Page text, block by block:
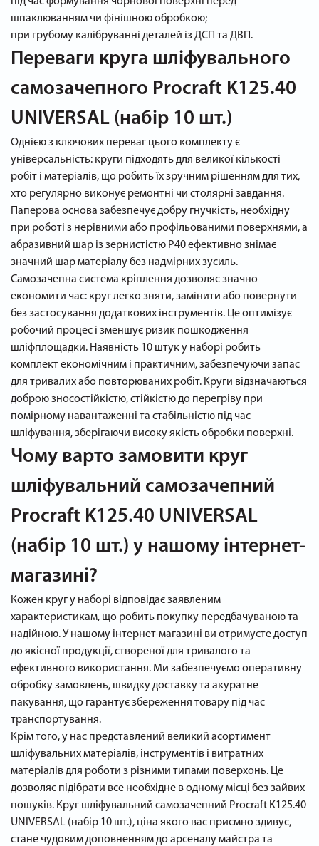
шпаклюванням чи фінішною обробкою;
при грубому калібруванні деталей із ДСП та ДВП.
Переваги круга шліфувального
самозачепного Procraft K125.40
UNIVERSAL (набір 10 шт.)
Однією з ключових переваг цього комплекту є
універсальність: круги підходять для великої кількості
робіт і матеріалів, що робить їх зручним рішенням для тих,
хто регулярно виконує ремонтні чи столярні завдання.
Паперова основа забезпечує добру гнучкість, необхідну
при роботі з нерівними або профільованими поверхнями, а
абразивний шар із зернистістю P40 ефективно знімає
значний шар матеріалу без надмірних зусиль.
Самозачепна система кріплення дозволяє значно
економити час: круг легко зняти, замінити або повернути
без застосування додаткових інструментів. Це оптимізує
робочий процес і зменшує ризик пошкодження
шліфплощадки. Наявність 10 штук у наборі робить
комплект економічним і практичним, забезпечуючи запас
для тривалих або повторюваних робіт. Круги відзначаються
доброю зносостійкістю, стійкістю до перегріву при
помірному навантаженні та стабільністю під час
шліфування, зберігаючи високу якість обробки поверхні.
Чому варто замовити круг
шліфувальний самозачепний
Procraft K125.40 UNIVERSAL
(набір 10 шт.) у нашому інтернет-
магазині?
Кожен круг у наборі відповідає заявленим
характеристикам, що робить покупку передбачуваною та
надійною. У нашому інтернет-магазині ви отримуєте доступ
до якісної продукції, створеної для тривалого та
ефективного використання. Ми забезпечуємо оперативну
обробку замовлень, швидку доставку та акуратне
пакування, що гарантує збереження товару під час
транспортування.
Крім того, у нас представлений великий асортимент
шліфувальних матеріалів, інструментів і витратних
матеріалів для роботи з різними типами поверхонь. Це
дозволяє підібрати все необхідне в одному місці без зайвих
пошуків. Круг шліфувальний самозачепний Procraft K125.40
UNIVERSAL (набір 10 шт.), ціна якого вас приємно здивує,
стане чудовим доповненням до арсеналу майстра та